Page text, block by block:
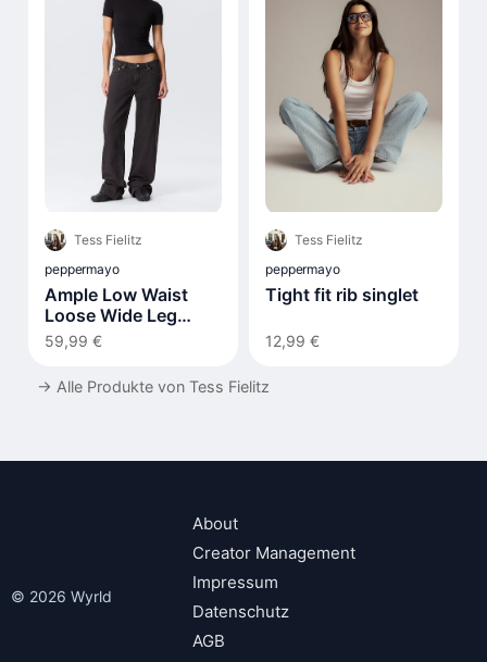
Tess Fielitz
peppermayo
Ample Low Waist
Loose Wide Leg
Jeans
59,99 €
Tess Fielitz
peppermayo
Tight fit rib singlet
12,99 €
→ Alle Produkte von Tess Fielitz
© 2026 Wyrld
About
Creator Management
Impressum
Datenschutz
AGB